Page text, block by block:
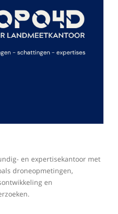
en expertisekantoor met
droneopmetingen,
en